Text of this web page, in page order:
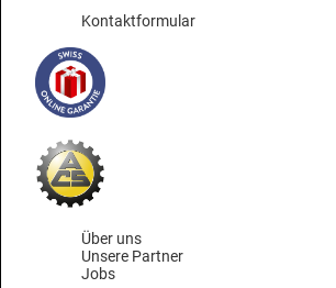
Kontaktformular
Über uns
Unsere Partner
Jobs